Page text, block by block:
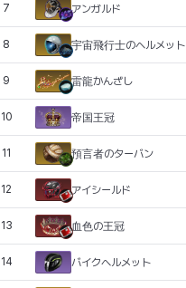
7 アンガルド
8 宇宙飛行士のヘルメット
9 雷龍かんざし
10 帝国王冠
11 預言者のターバン
12 アイシールド
13 血色の王冠
14 バイクヘルメット